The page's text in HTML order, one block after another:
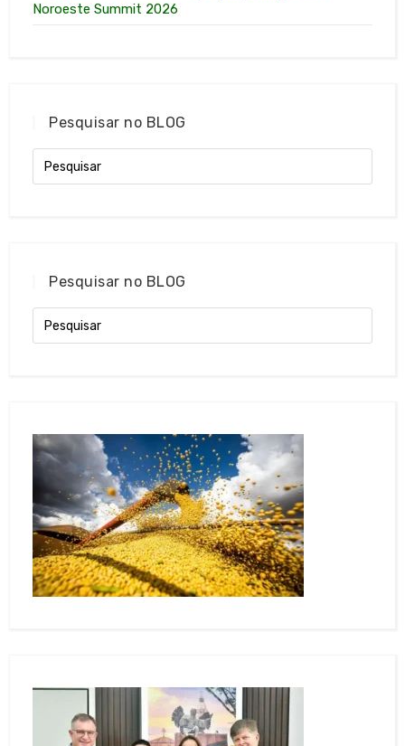
Noroeste Summit 2026
Pesquisar no BLOG
Pesquisar no BLOG